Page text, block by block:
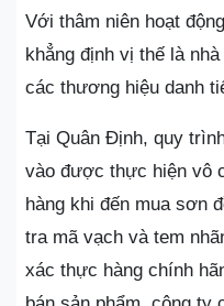
Với thâm niên hoạt
khẳng định vị thế là
các thương hiệu danh
Tại Quân Định, quy
vào được thực hiện vô
hàng khi đến mua sơn
tra mã vạch và tem
xác thực hàng chính